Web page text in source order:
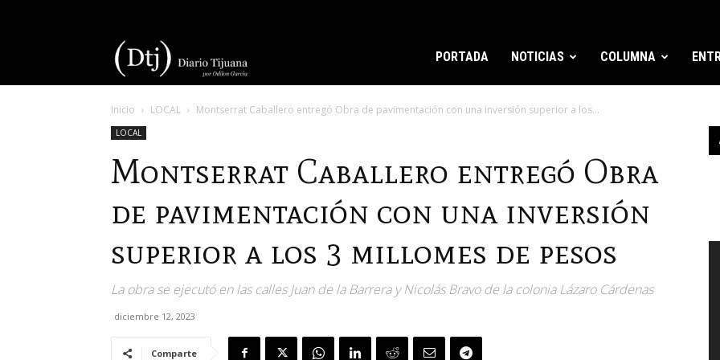
Tijuana
PORTADA NOTICIAS COLUMNA
Inicio LOCAL Montserrat Caballero entregó Obra de pavimentación con una inversión superior a los...
LOCAL
Montserrat Caballero entregó Obra
de pavimentación con una inversión
superior a los 3 millomes de pesos
La obra se ejecutó en las calles Juan de la Barrera y Nicolás Bravo de la colonia Lázaro Cárdenas
diciembre 12, 2023
Comparte